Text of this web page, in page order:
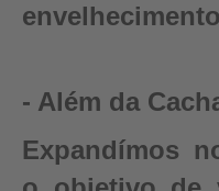
- Além da
Expandímos